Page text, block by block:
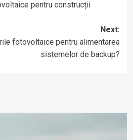
pentru construcții
Next:
fotovoltaice pentru alimentarea
sistemelor de backup?